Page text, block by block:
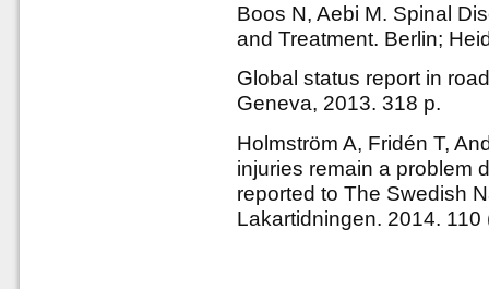
Boos N, Aebi M. Spinal
and Treatment. Berlin;
Global status report in
Geneva, 2013. 318 p.
Holmström A, Fridén T,
injuries remain a problem
reported to The Swedish
Lakartidningen. 2014.